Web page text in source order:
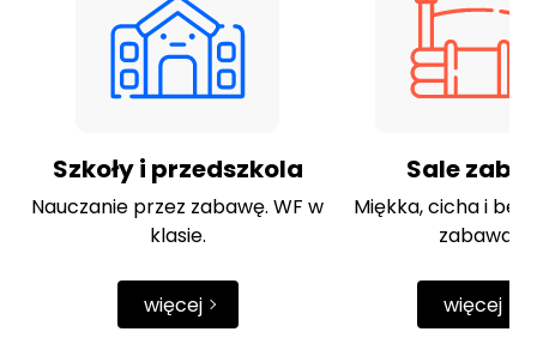
Szkoły i przedszkola
Nauczanie przez zabawę. WF w
klasie.
więcej
Sale
Miękka, cicha i
zabawa.
więcej